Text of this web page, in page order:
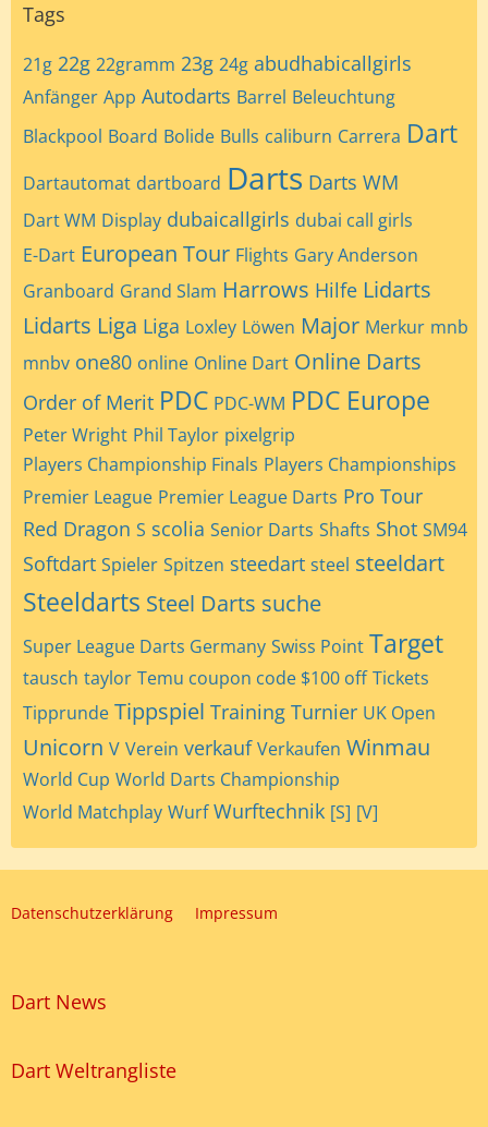
Tags
21g 22g 22gramm 23g 24g abudhabicallgirls
Anfänger App Autodarts Barrel Beleuchtung
Blackpool Board Bolide Bulls caliburn Carrera Dart
Dartautomat dartboard Darts Darts WM
Dart WM Display dubaicallgirls dubai call girls
E-Dart European Tour Flights Gary Anderson
Granboard Grand Slam Harrows Hilfe Lidarts
Lidarts Liga Liga Loxley Löwen Major Merkur mnb
mnbv one80 online Online Dart Online Darts
Order of Merit PDC PDC-WM PDC Europe
Peter Wright Phil Taylor pixelgrip
Players Championship Finals Players Championships
Premier League Premier League Darts Pro Tour
Red Dragon S scolia Senior Darts Shafts Shot SM94
Softdart Spieler Spitzen steedart steel steeldart
Steeldarts Steel Darts suche
Super League Darts Germany Swiss Point Target
tausch taylor Temu coupon code $100 off Tickets
Tipprunde Tippspiel Training Turnier UK Open
Unicorn V Verein verkauf Verkaufen Winmau
World Cup World Darts Championship
World Matchplay Wurf Wurftechnik [S] [V]
Datenschutzerklärung Impressum
Dart News
Dart Weltrangliste